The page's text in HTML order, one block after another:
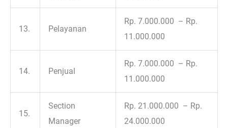
13. Pelayanan
Rp. 7.000.000 – Rp.
11.000.000
14. Penjual
Rp. 7.000.000 – Rp.
11.000.000
15.
Section
Manager
Rp. 21.000.000 – Rp.
24.000.000